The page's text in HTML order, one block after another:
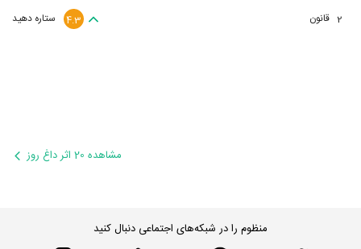
2 قانون ستاره دهید 4.3
مشاهده 20 اثر داغ روز
منظوم را در شبکه‌های اجتماعی دنبال کنید